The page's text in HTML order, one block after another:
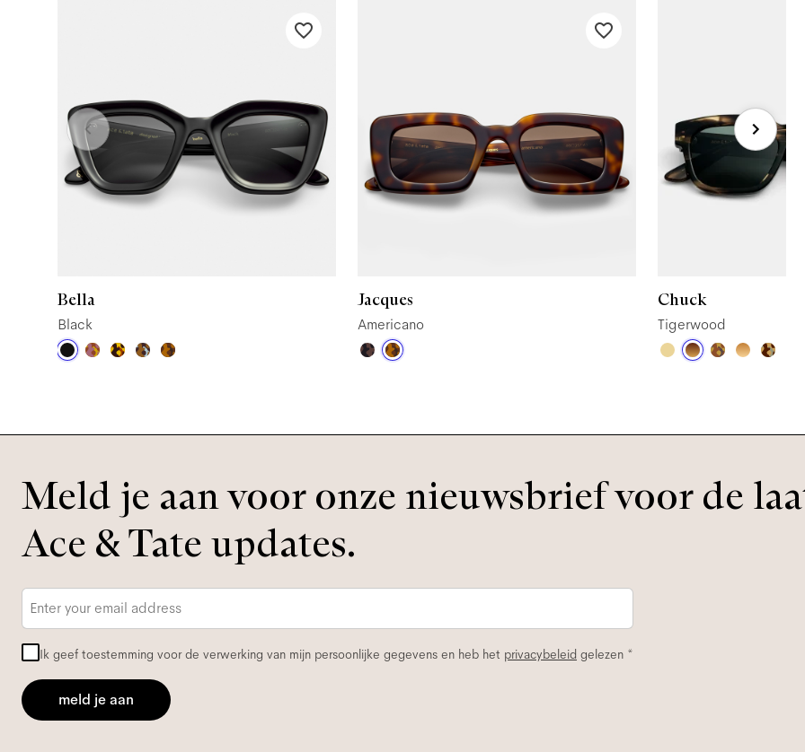
Bella
Black
Jacques
Americano
Chuck
Tigerwood
Meld je aan voor onze nieuwsbrief voor de
Ace & Tate updates.
*
Ik geef toestemming voor de verwerking van mijn persoonlijke gegevens en heb het privacybeleid gelezen *
meld je aan